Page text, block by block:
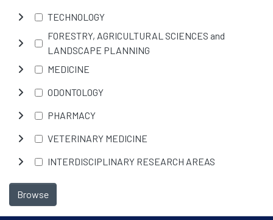
TECHNOLOGY
FORESTRY, AGRICULTURAL SCIENCES and
LANDSCAPE PLANNING
MEDICINE
ODONTOLOGY
PHARMACY
VETERINARY MEDICINE
INTERDISCIPLINARY RESEARCH AREAS
Browse